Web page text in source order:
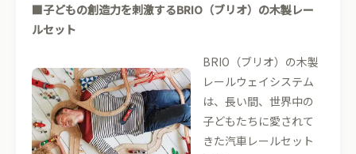
■子どもの創造力を刺激するBRIO（ブリオ）の木製レー
ルセット
BRIO（ブリオ）の木製
レールウェイシステム
は、長い間、世界中の
子どもたちに愛されて
きた汽車レールセット